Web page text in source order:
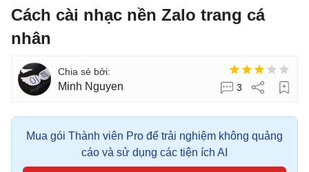
Cách cài nhạc nền Zalo trang cá
nhân
Minh Nguyen 3
Mua gói Thành viên Pro để trải nghiệm không quảng
cáo và sử dụng các tiện ích AI